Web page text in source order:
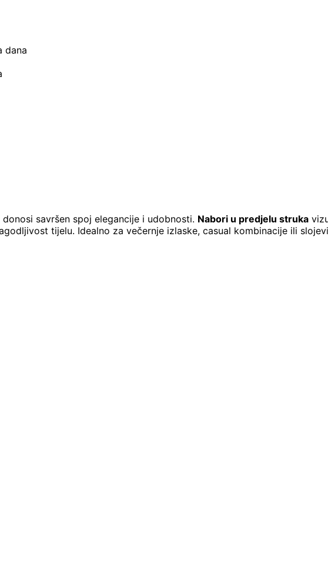
dana
donosi savršen spoj elegancije i udobnosti. Nabori u predjelu struka
tijelu. Idealno za večernje izlaske, casual kombinacije ili